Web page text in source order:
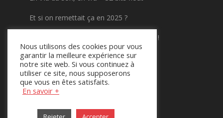
Et si on remettait ça en 2025 ?
2024 – Vibrez au rythme de vos projets !
Bonne année 2022 !
Bonne année 2021 !
Numérisez vos cassettes VHS
Nous utilisons des cookies pour vous
garantir la meilleure expérience sur
notre site web. Si vous continuez à
utiliser ce site, nous supposerons
que vous en êtes satisfaits.
En savoir +